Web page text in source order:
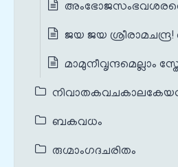
ജയ ജയ ശ്രീരാമചന്ദ്ര!
മാമുനീവൃന്ദമെല്ലാം
ബകവധം
രുഗ്മാംഗദചരിതം